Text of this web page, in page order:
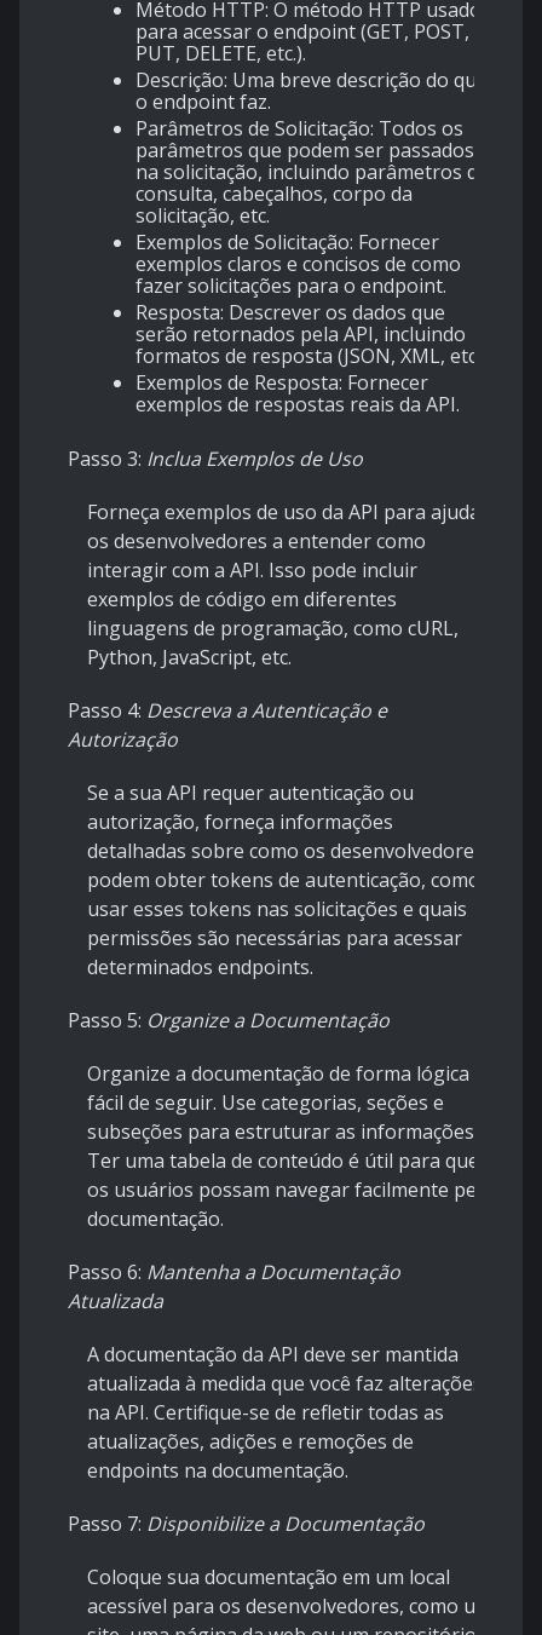
Método HTTP: O método HTTP usado
para acessar o endpoint (GET, POST,
PUT, DELETE, etc.).
Descrição: Uma breve descrição do que
o endpoint faz.
Parâmetros de Solicitação: Todos os
parâmetros que podem ser passados
na solicitação, incluindo parâmetros de
consulta, cabeçalhos, corpo da
solicitação, etc.
Exemplos de Solicitação: Fornecer
exemplos claros e concisos de como
fazer solicitações para o endpoint.
Resposta: Descrever os dados que
serão retornados pela API, incluindo
formatos de resposta (JSON, XML, etc.).
Exemplos de Resposta: Fornecer
exemplos de respostas reais da API.
Passo 3: Inclua Exemplos de Uso
Forneça exemplos de uso da API para ajudar
os desenvolvedores a entender como
interagir com a API. Isso pode incluir
exemplos de código em diferentes
linguagens de programação, como cURL,
Python, JavaScript, etc.
Passo 4: Descreva a Autenticação e
Autorização
Se a sua API requer autenticação ou
autorização, forneça informações
detalhadas sobre como os desenvolvedores
podem obter tokens de autenticação, como
usar esses tokens nas solicitações e quais
permissões são necessárias para acessar
determinados endpoints.
Passo 5: Organize a Documentação
Organize a documentação de forma lógica e
fácil de seguir. Use categorias, seções e
subseções para estruturar as informações.
Ter uma tabela de conteúdo é útil para que
os usuários possam navegar facilmente pela
documentação.
Passo 6: Mantenha a Documentação
Atualizada
A documentação da API deve ser mantida
atualizada à medida que você faz alterações
na API. Certifique-se de refletir todas as
atualizações, adições e remoções de
endpoints na documentação.
Passo 7: Disponibilize a Documentação
Coloque sua documentação em um local
acessível para os desenvolvedores, como um